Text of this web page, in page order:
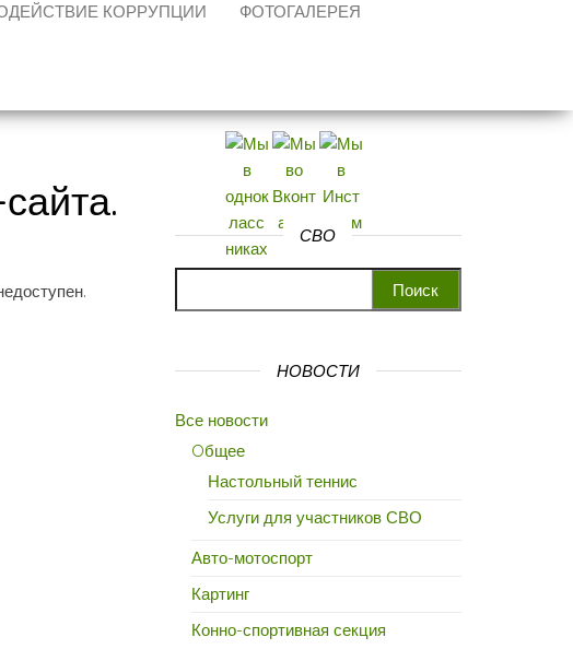
КОРРУПЦИИ ФОТОГАЛЕРЕЯ
СВО
НОВОСТИ
Все новости
Oбщее
Настольный теннис
Услуги для участников СВО
Авто-мотоспорт
Картинг
Конно-спортивная секция